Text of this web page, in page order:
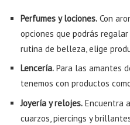
Perfumes y lociones. Con
opciones que podrás
rutina de belleza, elige
Lencería. Para las amantes
tenemos con productos
Joyería y relojes. Encuentra
cuarzos, piercings y